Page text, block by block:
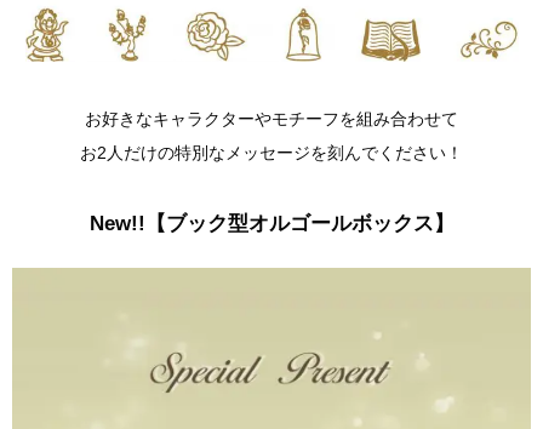
お好きなキャラクターやモチーフを組み合わせて
お2人だけの特別なメッセージを刻んでください！
New!!【ブック型オルゴールボックス】